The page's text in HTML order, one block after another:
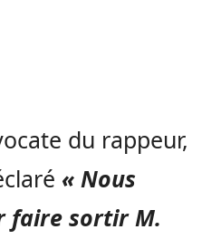
du rappeur,
« Nous
faire sortir M.